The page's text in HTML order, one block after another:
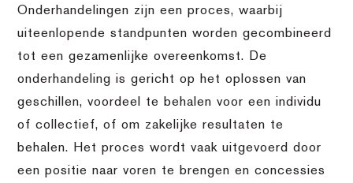
Onderhandelingen zijn een proces, waarbij
uiteenlopende standpunten worden gecombineerd
tot een gezamenlijke overeenkomst. De
onderhandeling is gericht op het oplossen van
geschillen, voordeel te behalen voor een individu
of collectief, of om zakelijke resultaten te
behalen. Het proces wordt vaak uitgevoerd door
een positie naar voren te brengen en concessies